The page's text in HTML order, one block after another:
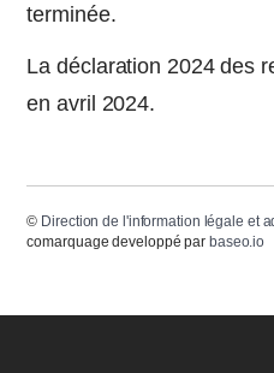
terminée.
La déclaration 2024 des
en avril 2024.
© Direction de l'information légale et
comarquage developpé par baseo.io